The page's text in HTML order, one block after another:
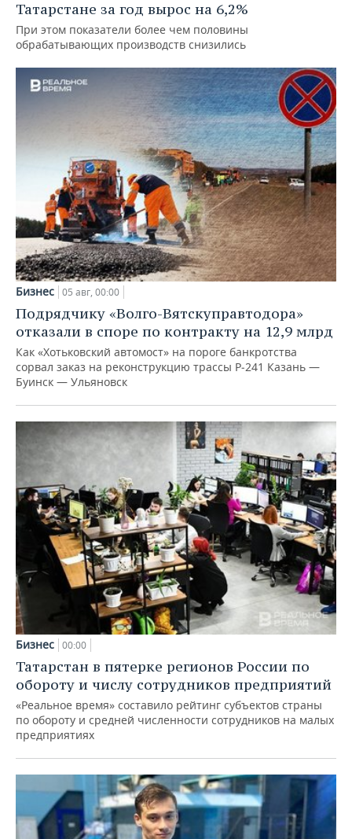
Татарстане за год вырос на 6,2%
При этом показатели более чем половины
обрабатывающих производств снизились
Бизнес 05 авг, 00:00
Подрядчику «Волго-Вятскуправтодора»
отказали в споре по контракту на 12,9 млрд
Как «Хотьковский автомост» на пороге банкротства
сорвал заказ на реконструкцию трассы Р‑241 Казань —
Буинск — Ульяновск
Бизнес 00:00
Татарстан в пятерке регионов России по
обороту и числу сотрудников предприятий
«Реальное время» составило рейтинг субъектов страны
по обороту и средней численности сотрудников на малых
предприятиях